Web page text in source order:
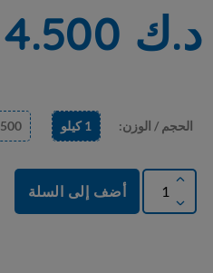
د.ك 4.500
الحجم / الوزن: 1 كيلو 500 جم
أضف إلى السلة